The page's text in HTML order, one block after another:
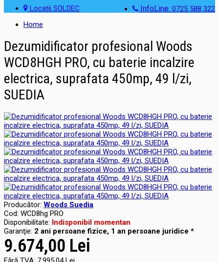
InfoLine: 0725 588 322
Locații SOLDEC
Home
Dezumidificator profesional Woods
WCD8HGH PRO, cu baterie incalzire
electrica, suprafata 450mp, 49 l/zi,
SUEDIA
Producător: Woods Suedia
Cod: WCD8hg PRO
Disponibilitate: Indisponibil momentan
Garanţie: 2 ani persoane fizice, 1 an persoane juridice *
9.674,00 Lei